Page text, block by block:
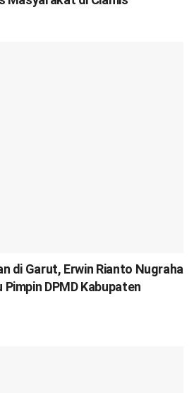
di Garut, Erwin Rianto Nugraha
Pimpin DPMD Kabupaten